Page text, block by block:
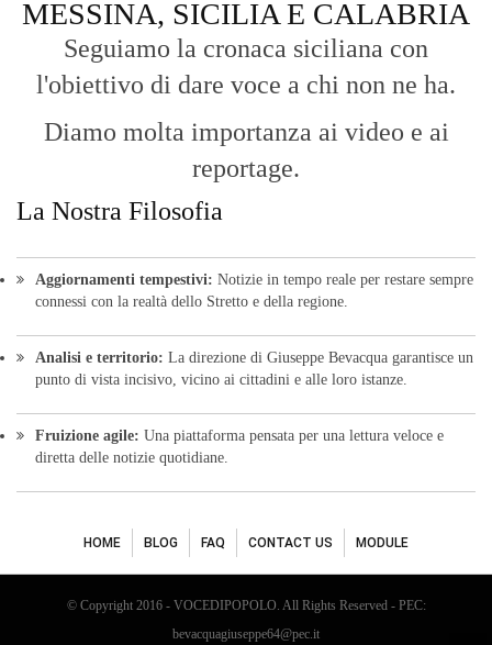
MESSINA, SICILIA E CALABRIA
Seguiamo la cronaca siciliana con
l'obiettivo di dare voce a chi non ne ha.
Diamo molta importanza ai video e ai
reportage.
La Nostra Filosofia
Aggiornamenti tempestivi: Notizie in tempo reale per restare sempre
connessi con la realtà dello Stretto e della regione.
Analisi e territorio: La direzione di Giuseppe Bevacqua garantisce un
punto di vista incisivo, vicino ai cittadini e alle loro istanze.
Fruizione agile: Una piattaforma pensata per una lettura veloce e
diretta delle notizie quotidiane.
HOME BLOG FAQ CONTACT US MODULE
© Copyright 2016 - VOCEDIPOPOLO. All Rights Reserved - PEC:
bevacquagiuseppe64@pec.it